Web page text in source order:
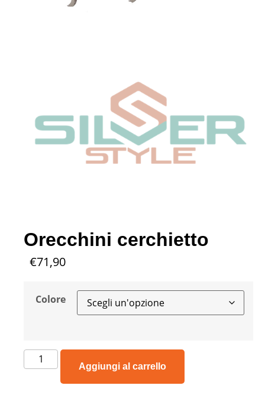
Orecchini cerchietto
€71,90
Colore
Aggiungi al carrello